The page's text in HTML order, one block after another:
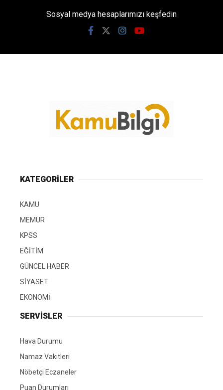
Sosyal medya hesaplarımızı keşfedin
KATEGORİLER
KAMU
MEMUR
KPSS
EĞİTİM
GÜNCEL HABER
SİYASET
EKONOMİ
SERVİSLER
Hava Durumu
Namaz Vakitleri
Nöbetçi Eczaneler
Puan Durumları